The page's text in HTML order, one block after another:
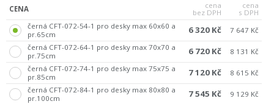
CENA
cena
bez DPH
cena
s DPH
černá CFT-072-54-1 pro desky max 60x60 a
pr.65cm
6 320 Kč
7 647 Kč
černá CFT-072-64-1 pro desky max 70x70 a
pr.75cm
6 720 Kč
8 131 Kč
černá CFT-072-74-1 pro desky max 75x75 a
pr.85cm
7 120 Kč
8 615 Kč
černá CFT-072-84-1 pro desky max 80x80 a
pr.100cm
7 545 Kč 9 129 Kč